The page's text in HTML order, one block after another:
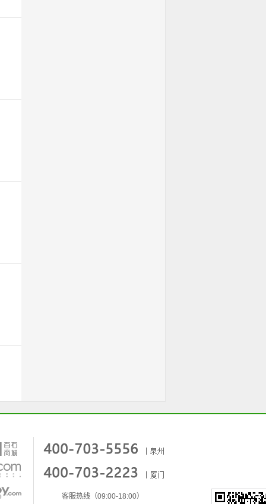
客服热线（09:00-18:00）